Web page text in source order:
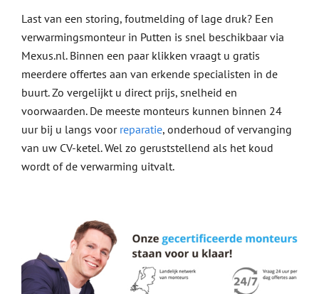
Last van een storing, foutmelding of lage druk? Een
verwarmingsmonteur in Putten is snel beschikbaar via
Mexus.nl. Binnen een paar klikken vraagt u gratis
meerdere offertes aan van erkende specialisten in de
buurt. Zo vergelijkt u direct prijs, snelheid en
voorwaarden. De meeste monteurs kunnen binnen 24
uur bij u langs voor reparatie, onderhoud of vervanging
van uw CV-ketel. Wel zo geruststellend als het koud
wordt of de verwarming uitvalt.